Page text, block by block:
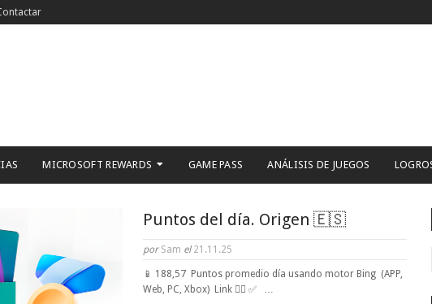
MICROSOFT REWARDS GAME PASS ANÁLISIS DE JUEGOS
Puntos del día. Origen 🇪🇸
por Sam el21.11.25
📱 188,57 Puntos promedio día usando motor Bing (APP,
Web, PC, Xbox) Link 👈🏼 ✅ …